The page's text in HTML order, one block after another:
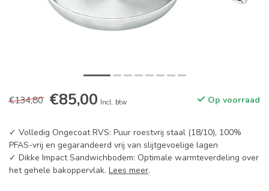
€134,80 €85,00 Incl. btw Op voorraad
✓ Volledig Ongecoat RVS: Puur roestvrij staal (18/10), 100%
PFAS-vrij en gegarandeerd vrij van slijtgevoelige lagen
✓ Dikke Impact Sandwichbodem: Optimale warmteverdeling over
het gehele bakoppervlak. Lees meer.